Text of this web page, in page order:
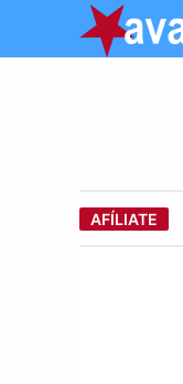
AFÍLIATE